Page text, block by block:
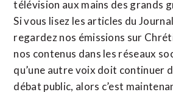
télévision aux mains des grands
Si vous lisez les articles du
regardez nos émissions sur
nos contenus dans les réseaux
qu’une autre voix doit continuer
débat public, alors c’est